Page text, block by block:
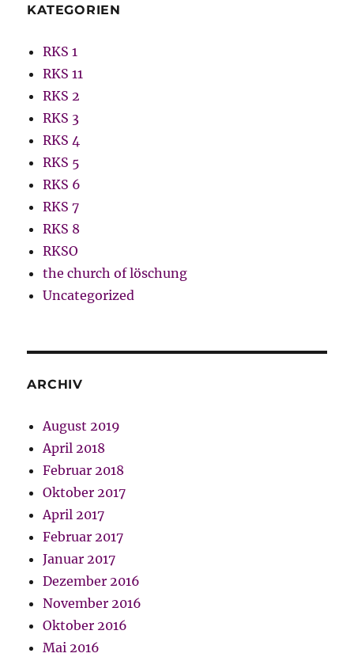
KATEGORIEN
RKS 1
RKS 11
RKS 2
RKS 3
RKS 4
RKS 5
RKS 6
RKS 7
RKS 8
RKSO
the church of löschung
Uncategorized
ARCHIV
August 2019
April 2018
Februar 2018
Oktober 2017
April 2017
Februar 2017
Januar 2017
Dezember 2016
November 2016
Oktober 2016
Mai 2016